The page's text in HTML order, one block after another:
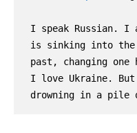
I speak Russian. I
is sinking into the
past, changing one
I love Ukraine. But
drowning in a